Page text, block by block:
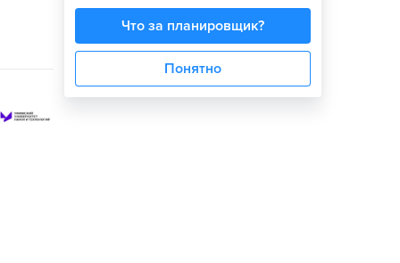
Что за планировщик?
Понятно